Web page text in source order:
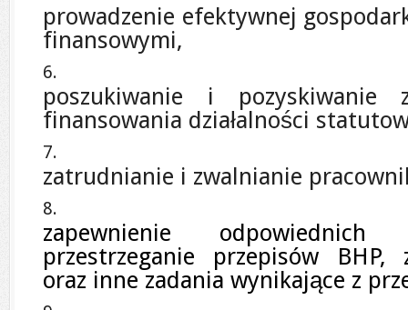
prowadzenie efektywnej
finansowymi,
poszukiwanie i pozyskiwanie
finansowania działalności
zatrudnianie i zwalnianie
zapewnienie
przestrzeganie przepisów BHP,
oraz inne zadania wynikające z